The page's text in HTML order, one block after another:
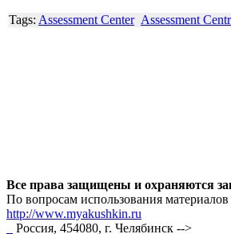
Tags: Assessment Center Assessment
Все права защищены и охраняются
По вопросам использования
http://www.myakushkin.ru
Россия, 454080, г. Челябинск -->